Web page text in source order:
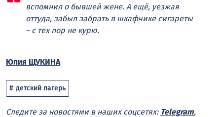
вспомнил о бывшей жене. А ещё, уезжая
оттуда, забыл забрать в шкафчике сигареты
– с тех пор не курю.
Юлия ЩУКИНА
детский лагерь
Следите за новостями в наших соцсетях: Telegram,